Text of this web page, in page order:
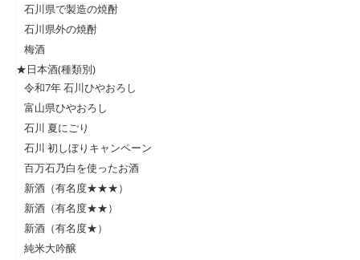
石川県で製造の焼酎
石川県外の焼酎
梅酒
★日本酒(種類別)
令和7年 石川ひやおろし
富山県ひやおろし
石川 夏にごり
石川 初しぼりキャンペーン
百万石乃白を使ったお酒
新酒（有名度★★★）
新酒（有名度★★）
新酒（有名度★）
純米大吟醸